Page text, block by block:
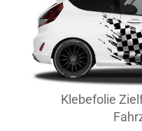
Klebefolie